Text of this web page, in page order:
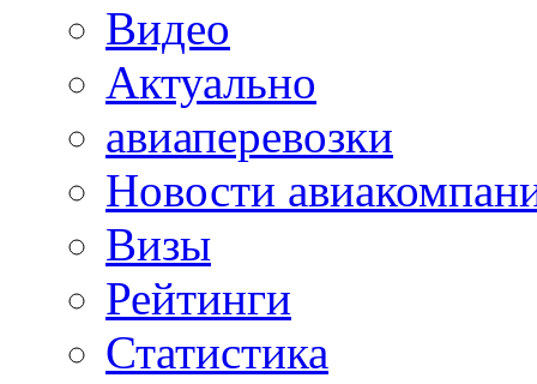
Видео
Актуально
авиаперевозки
Новости
Визы
Рейтинги
Статистика